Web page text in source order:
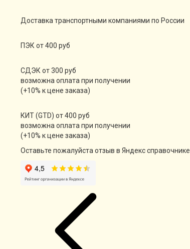
Доставка транспортными компаниями по России
ПЭК от 400 руб
СДЭК от 300 руб
возможна оплата при получении
(+10% к цене заказа)
КИТ (GTD) от 400 руб
возможна оплата при получении
(+10% к цене заказа)
Оставьте пожалуйста отзыв в Яндекс справочнике